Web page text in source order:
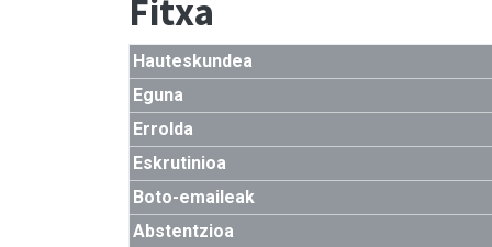
Fitxa
Hauteskundea
Eguna
Errolda
Eskrutinioa
Boto-emaileak
Abstentzioa